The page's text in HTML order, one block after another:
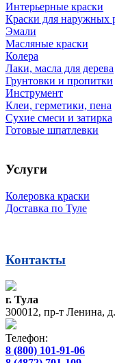
Интерьерные краски
Краски для наружных
Эмали
Масляные краски
Колера
Лаки, масла для дерева
Грунтовки и пропитки
Инструмент
Клеи, герметики, пена
Сухие смеси и затирка
Готовые шпатлевки
Услуги
Колеровка краски
Доставка по Туле
Контакты
г. Тула
300012, пр-т Ленина,
Телефон:
8 (800) 101-91-06